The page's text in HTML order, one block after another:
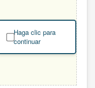
Haga clic para
continuar